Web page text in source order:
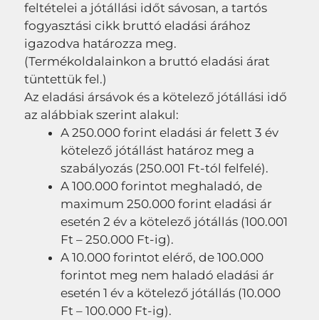
feltételei a jótállási időt sávosan, a tartós
fogyasztási cikk bruttó eladási árához
igazodva határozza meg.
(Termékoldalainkon a bruttó eladási árat
tüntettük fel.)
Az eladási ársávok és a kötelező jótállási idő
az alábbiak szerint alakul:
A 250.000 forint eladási ár felett 3 év
kötelező jótállást határoz meg a
szabályozás (250.001 Ft-tól felfelé).
A 100.000 forintot meghaladó, de
maximum 250.000 forint eladási ár
esetén 2 év a kötelező jótállás (100.001
Ft – 250.000 Ft-ig).
A 10.000 forintot elérő, de 100.000
forintot meg nem haladó eladási ár
esetén 1 év a kötelező jótállás (10.000
Ft – 100.000 Ft-ig).